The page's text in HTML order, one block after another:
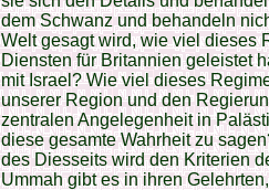
dem Schwanz und behandeln
Welt gesagt wird, wie viel dieses
Diensten für Britannien geleistet
mit Israel? Wie viel dieses
unserer Region und den
zentralen Angelegenheit in
diese gesamte Wahrheit zu
des Diesseits wird den Kriterien
Ummah gibt es in ihren